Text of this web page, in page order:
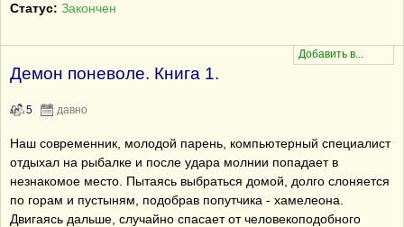
Статус: Закончен
Демон поневоле. Книга 1.
5 давно
Наш современник, молодой парень, компьютерный специалист
отдыхал на рыбалке и после удара молнии попадает в
незнакомое место. Пытаясь выбраться домой, долго слоняется
по горам и пустыням, подобрав попутчика - хамелеона.
Двигаясь дальше, случайно спасает от человекоподобного